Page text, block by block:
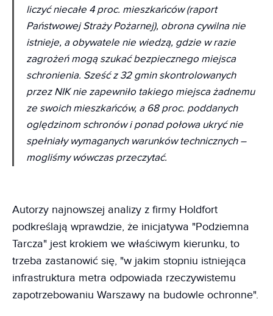
liczyć niecałe 4 proc. mieszkańców (raport
Państwowej Straży Pożarnej), obrona cywilna nie
istnieje, a obywatele nie wiedzą, gdzie w razie
zagrożeń mogą szukać bezpiecznego miejsca
schronienia. Sześć z 32 gmin skontrolowanych
przez NIK nie zapewniło takiego miejsca żadnemu
ze swoich mieszkańców, a 68 proc. poddanych
oględzinom schronów i ponad połowa ukryć nie
spełniały wymaganych warunków technicznych –
mogliśmy wówczas przeczytać.
Autorzy najnowszej analizy z firmy Holdfort
podkreślają wprawdzie, że inicjatywa "Podziemna
Tarcza" jest krokiem we właściwym kierunku, to
trzeba zastanowić się, "w jakim stopniu istniejąca
infrastruktura metra odpowiada rzeczywistemu
zapotrzebowaniu Warszawy na budowle ochronne".